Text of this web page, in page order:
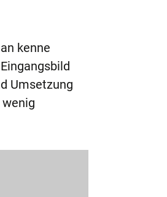
kenne
Umsetzung